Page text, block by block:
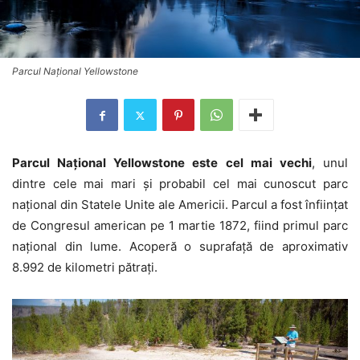
Parcul Naţional Yellowstone
Parcul Naţional Yellowstone este cel mai vechi, unul
dintre cele mai mari şi probabil cel mai cunoscut parc
naţional din Statele Unite ale Americii. Parcul a fost înfiinţat
de Congresul american pe 1 martie 1872, fiind primul parc
naţional din lume. Acoperă o suprafaţă de aproximativ
8.992 de kilometri pătraţi.